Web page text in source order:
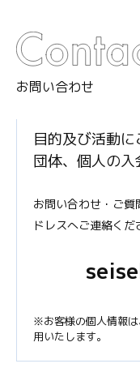
お問い合わせ
⽬的及び活動
団体、 個⼈の⼊
お問い合わせ・ご質
ドレスへご連絡くだ
※お客様の個人情報
用いたします。